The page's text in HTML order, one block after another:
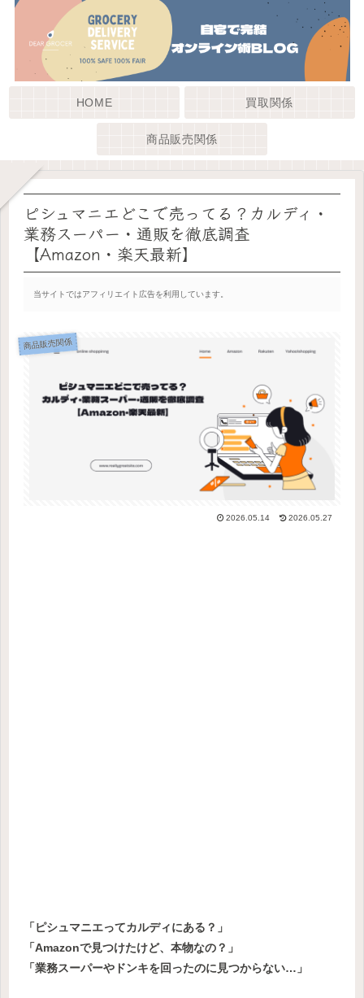
HOME 買取関係
商品販売関係
ピシュマニエどこで売ってる？カルディ・
業務スーパー・通販を徹底調査
【Amazon・楽天最新】
当サイトではアフィリエイト広告を利用しています。
商品販売関係
2026.05.14 2026.05.27
「ピシュマニエってカルディにある？」
「Amazonで見つけたけど、本物なの？」
「業務スーパーやドンキを回ったのに見つからない…」